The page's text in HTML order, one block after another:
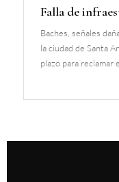
Falla de
Baches, señales
la ciudad de Santa
plazo para reclamar